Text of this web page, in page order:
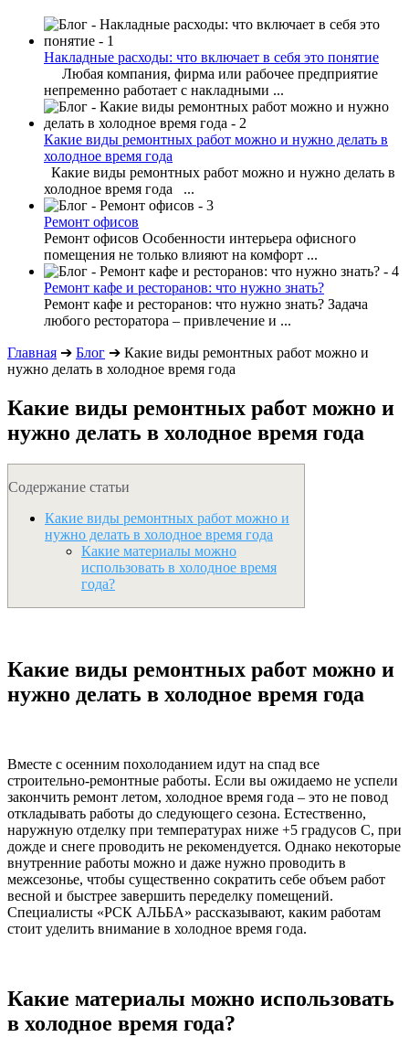
Накладные расходы: что включает в себя это понятие
Любая компания, фирма или рабочее предприятие
непременно работает с накладными ...
Какие виды ремонтных работ можно и нужно делать в
холодное время года
Какие виды ремонтных работ можно и нужно делать в
холодное время года ...
Ремонт офисов
Ремонт офисов Особенности интерьера офисного
помещения не только влияют на комфорт ...
Ремонт кафе и ресторанов: что нужно знать?
Ремонт кафе и ресторанов: что нужно знать? Задача
любого ресторатора – привлечение и ...
Главная ➔ Блог ➔ Какие виды ремонтных работ можно и
нужно делать в холодное время года
Какие виды ремонтных работ можно и
нужно делать в холодное время года
Содержание статьи
Какие виды ремонтных работ можно и
нужно делать в холодное время года
Какие материалы можно
использовать в холодное время
года?
Какие виды ремонтных работ можно и
нужно делать в холодное время года
Вместе с осенним похолоданием идут на спад все
строительно-ремонтные работы. Если вы ожидаемо не успели
закончить ремонт летом, холодное время года – это не повод
откладывать работы до следующего сезона. Естественно,
наружную отделку при температурах ниже +5 градусов С, при
дожде и снеге проводить не рекомендуется. Однако некоторые
внутренние работы можно и даже нужно проводить в
межсезонье, чтобы существенно сократить себе объем работ
весной и быстрее завершить переделку помещений.
Специалисты «РСК АЛЬБА» рассказывают, каким работам
стоит уделить внимание в холодное время года.
Какие материалы можно использовать
в холодное время года?